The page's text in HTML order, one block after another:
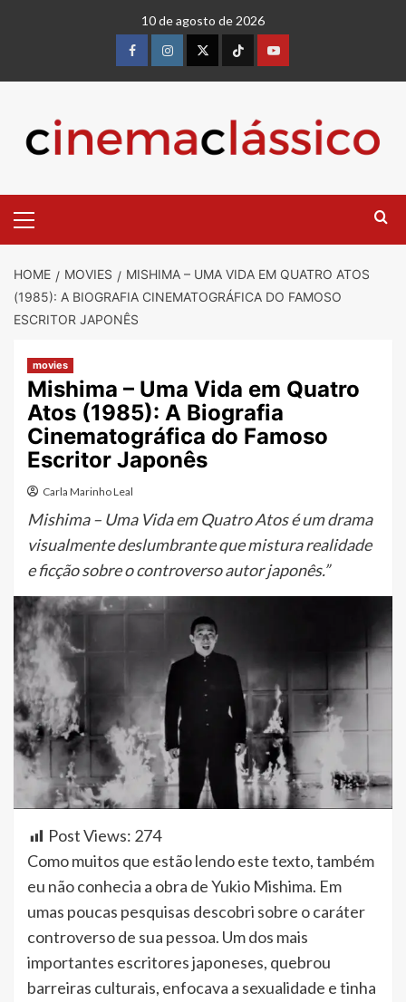
10 de agosto de 2026
HOME MOVIES
MISHIMA – UMA VIDA EM QUATRO ATOS
(1985): A BIOGRAFIA CINEMATOGRÁFICA DO FAMOSO
ESCRITOR JAPONÊS
movies
Mishima – Uma Vida em Quatro
Atos (1985): A Biografia
Cinematográfica do Famoso
Escritor Japonês
Carla Marinho Leal
Mishima – Uma Vida em Quatro Atos é um drama
visualmente deslumbrante que mistura realidade
e ficção sobre o controverso autor japonês.”
Post Views: 274
Como muitos que estão lendo este texto, também
eu não conhecia a obra de Yukio Mishima. Em
umas poucas pesquisas descobri sobre o caráter
controverso de sua pessoa. Um dos mais
importantes escritores japoneses, quebrou
barreiras culturais, enfocava a sexualidade e tinha